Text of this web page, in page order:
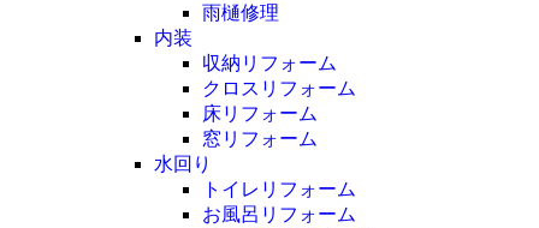
雨樋修理
内装
収納リフォーム
クロスリフォーム
床リフォーム
窓リフォーム
水回り
トイレリフォーム
お風呂リフォーム